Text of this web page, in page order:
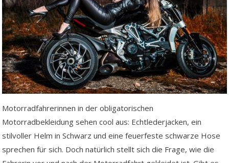
Motorradfahrerinnen in der obligatorischen
Motorradbekleidung sehen cool aus: Echtlederjacken, ein
stilvoller Helm in Schwarz und eine feuerfeste schwarze Hose
sprechen für sich. Doch natürlich stellt sich die Frage, wie die